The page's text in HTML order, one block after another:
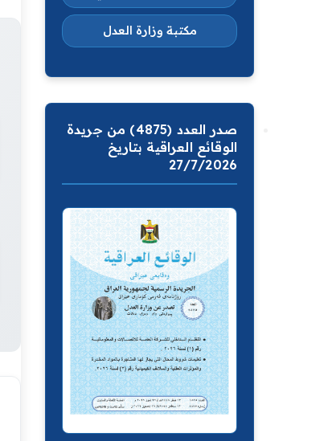
مكتبة وزارة العدل
صدر العدد (4875) من جريدة
الوقائع العراقية بتاريخ
27/7/2026